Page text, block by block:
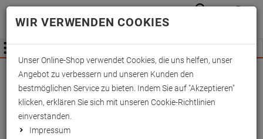
Wichtige Änderung für Fachhändler zum
01.09.2026 -Mehr Informationen hier
Anmelden
Menü
WIR VERWENDEN COOKIES
Unser Online-Shop verwendet Cookies, die uns helfen, unser
Angebot zu verbessern und unseren Kunden den
bestmöglichen Service zu bieten. Indem Sie auf "Akzeptieren"
klicken, erklären Sie sich mit unseren Cookie-Richtlinien
einverstanden.
Impressum